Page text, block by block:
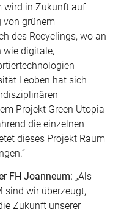
wird in Zukunft auf
von grünem
des Recyclings, wo an
wie digitale,
Leoben hat sich
Projekt Green Utopia
die einzelnen
dieses Projekt Raum
FH Joanneum: „Als
sind wir überzeugt,
Zukunft unserer